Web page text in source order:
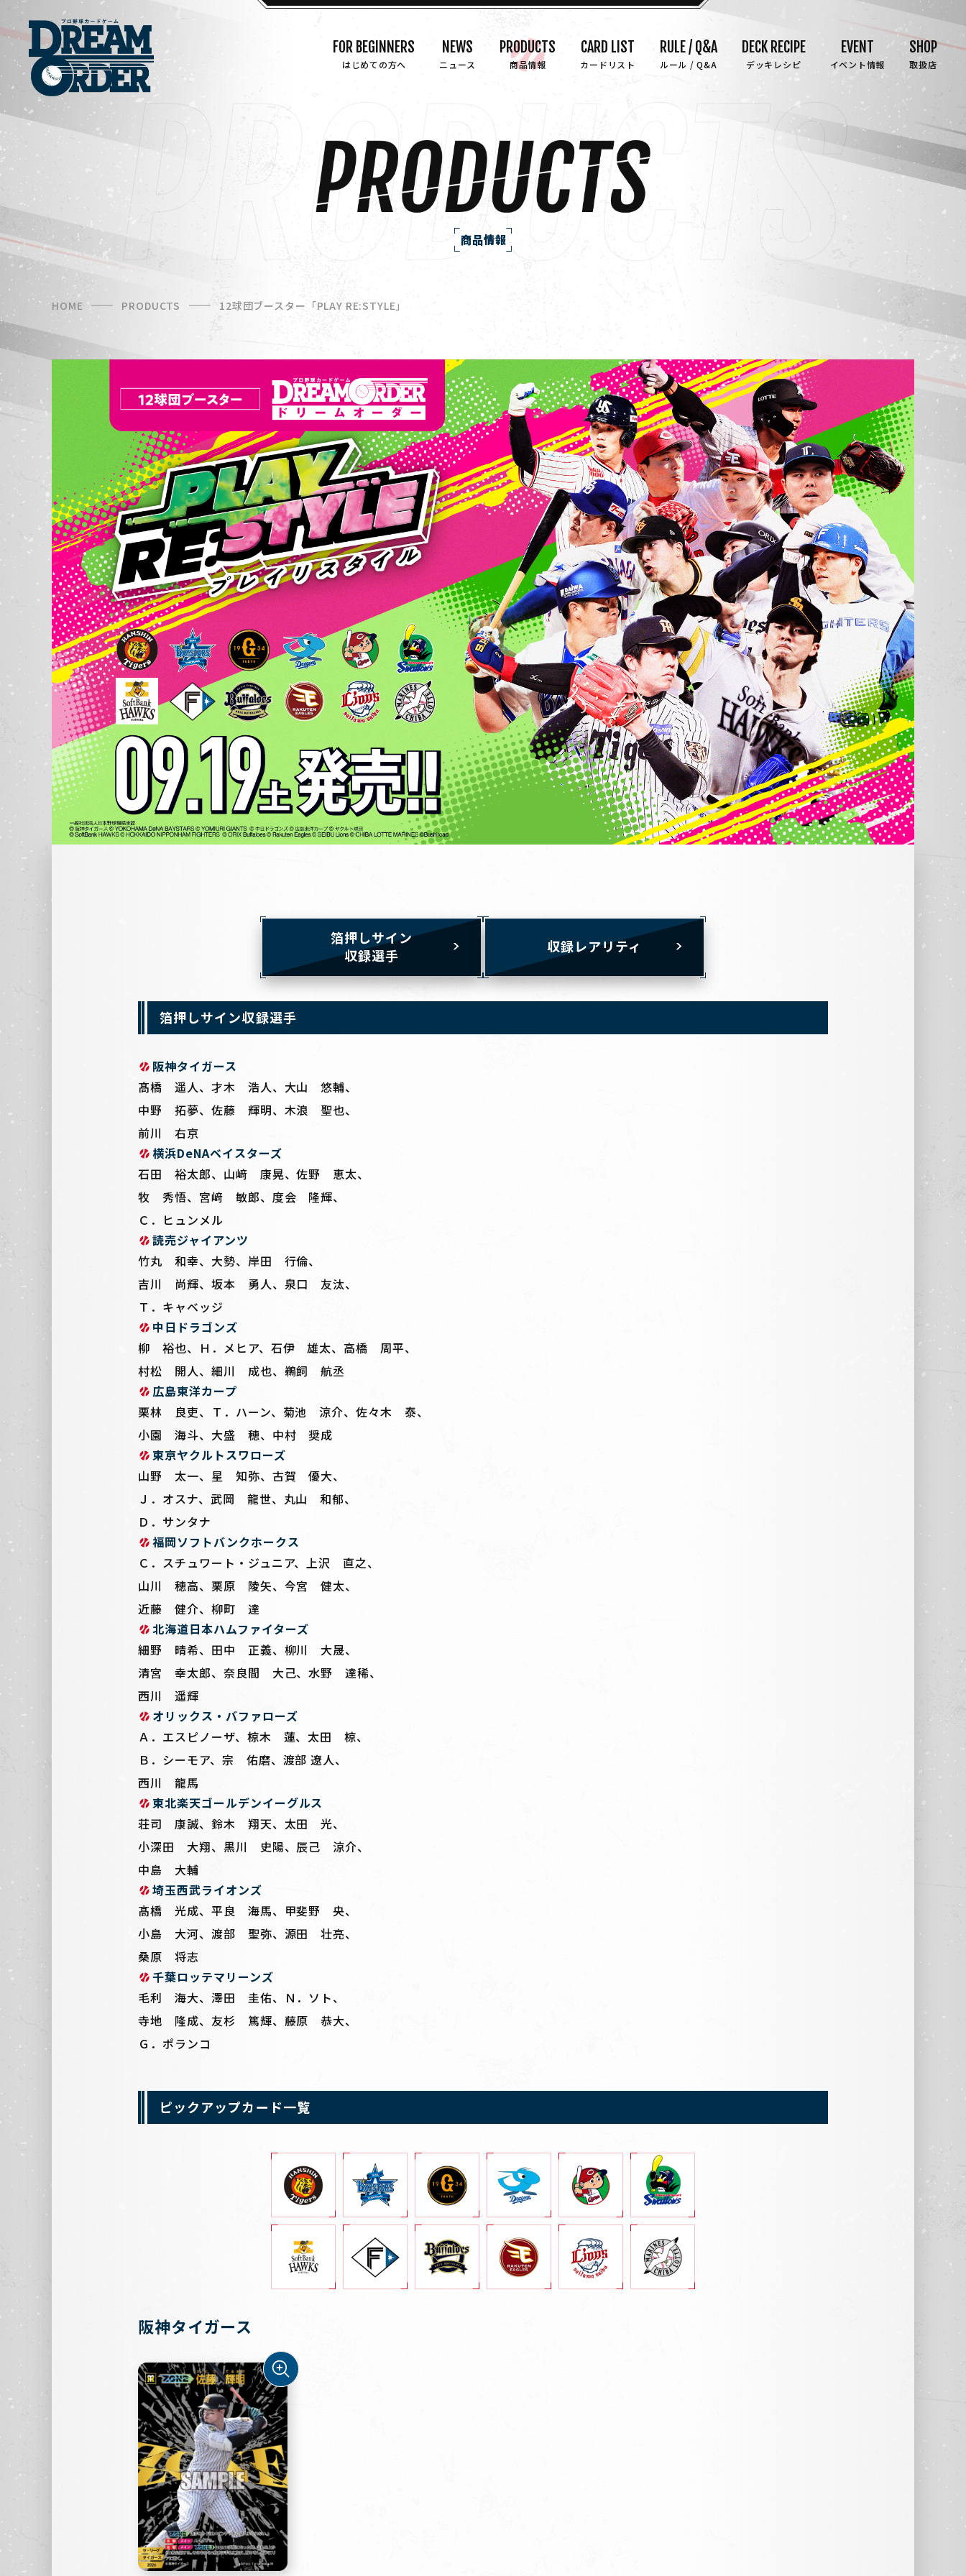
FOR BEGINNERS
はじめての方へ
NEWS
ニュース
PRODUCTS
商品情報
CARD LIST
カードリスト
RULE / Q&A
ルール / Q&A
DECK RECIPE
デッキレシピ
EVENT
イベント情報
SHOP
取扱店
商品情報
HOME PRODUCTS 12球団ブースター「PLAY RE:STYLE」
箔押しサイン
収録選手
収録レアリティ
箔押しサイン収録選手
阪神タイガース
髙橋 遥人、才木 浩人、大山 悠輔、
中野 拓夢、佐藤 輝明、木浪 聖也、
前川 右京
横浜DeNAベイスターズ
石田 裕太郎、山﨑 康晃、佐野 恵太、
牧 秀悟、宮﨑 敏郎、度会 隆輝、
Ｃ．ヒュンメル
読売ジャイアンツ
竹丸 和幸、大勢、岸田 行倫、
吉川 尚輝、坂本 勇人、泉口 友汰、
Ｔ．キャベッジ
中日ドラゴンズ
柳 裕也、Ｈ．メヒア、石伊 雄太、高橋 周平、
村松 開人、細川 成也、鵜飼 航丞
広島東洋カープ
栗林 良吏、Ｔ．ハーン、菊池 涼介、佐々木 泰、
小園 海斗、大盛 穂、中村 奨成
東京ヤクルトスワローズ
山野 太一、星 知弥、古賀 優大、
Ｊ．オスナ、武岡 龍世、丸山 和郁、
Ｄ．サンタナ
福岡ソフトバンクホークス
Ｃ．スチュワート・ジュニア、上沢 直之、
山川 穂高、栗原 陵矢、今宮 健太、
近藤 健介、柳町 達
北海道日本ハムファイターズ
細野 晴希、田中 正義、柳川 大晟、
清宮 幸太郎、奈良間 大己、水野 達稀、
西川 遥輝
オリックス・バファローズ
Ａ．エスピノーザ、椋木 蓮、太田 椋、
Ｂ．シーモア、宗 佑磨、渡部 遼人、
西川 龍馬
東北楽天ゴールデンイーグルス
荘司 康誠、鈴木 翔天、太田 光、
小深田 大翔、黒川 史陽、辰己 涼介、
中島 大輔
埼玉西武ライオンズ
髙橋 光成、平良 海馬、甲斐野 央、
小島 大河、渡部 聖弥、源田 壮亮、
桑原 将志
千葉ロッテマリーンズ
毛利 海大、澤田 圭佑、Ｎ．ソト、
寺地 隆成、友杉 篤輝、藤原 恭大、
Ｇ．ポランコ
ピックアップカード一覧
阪神タイガース